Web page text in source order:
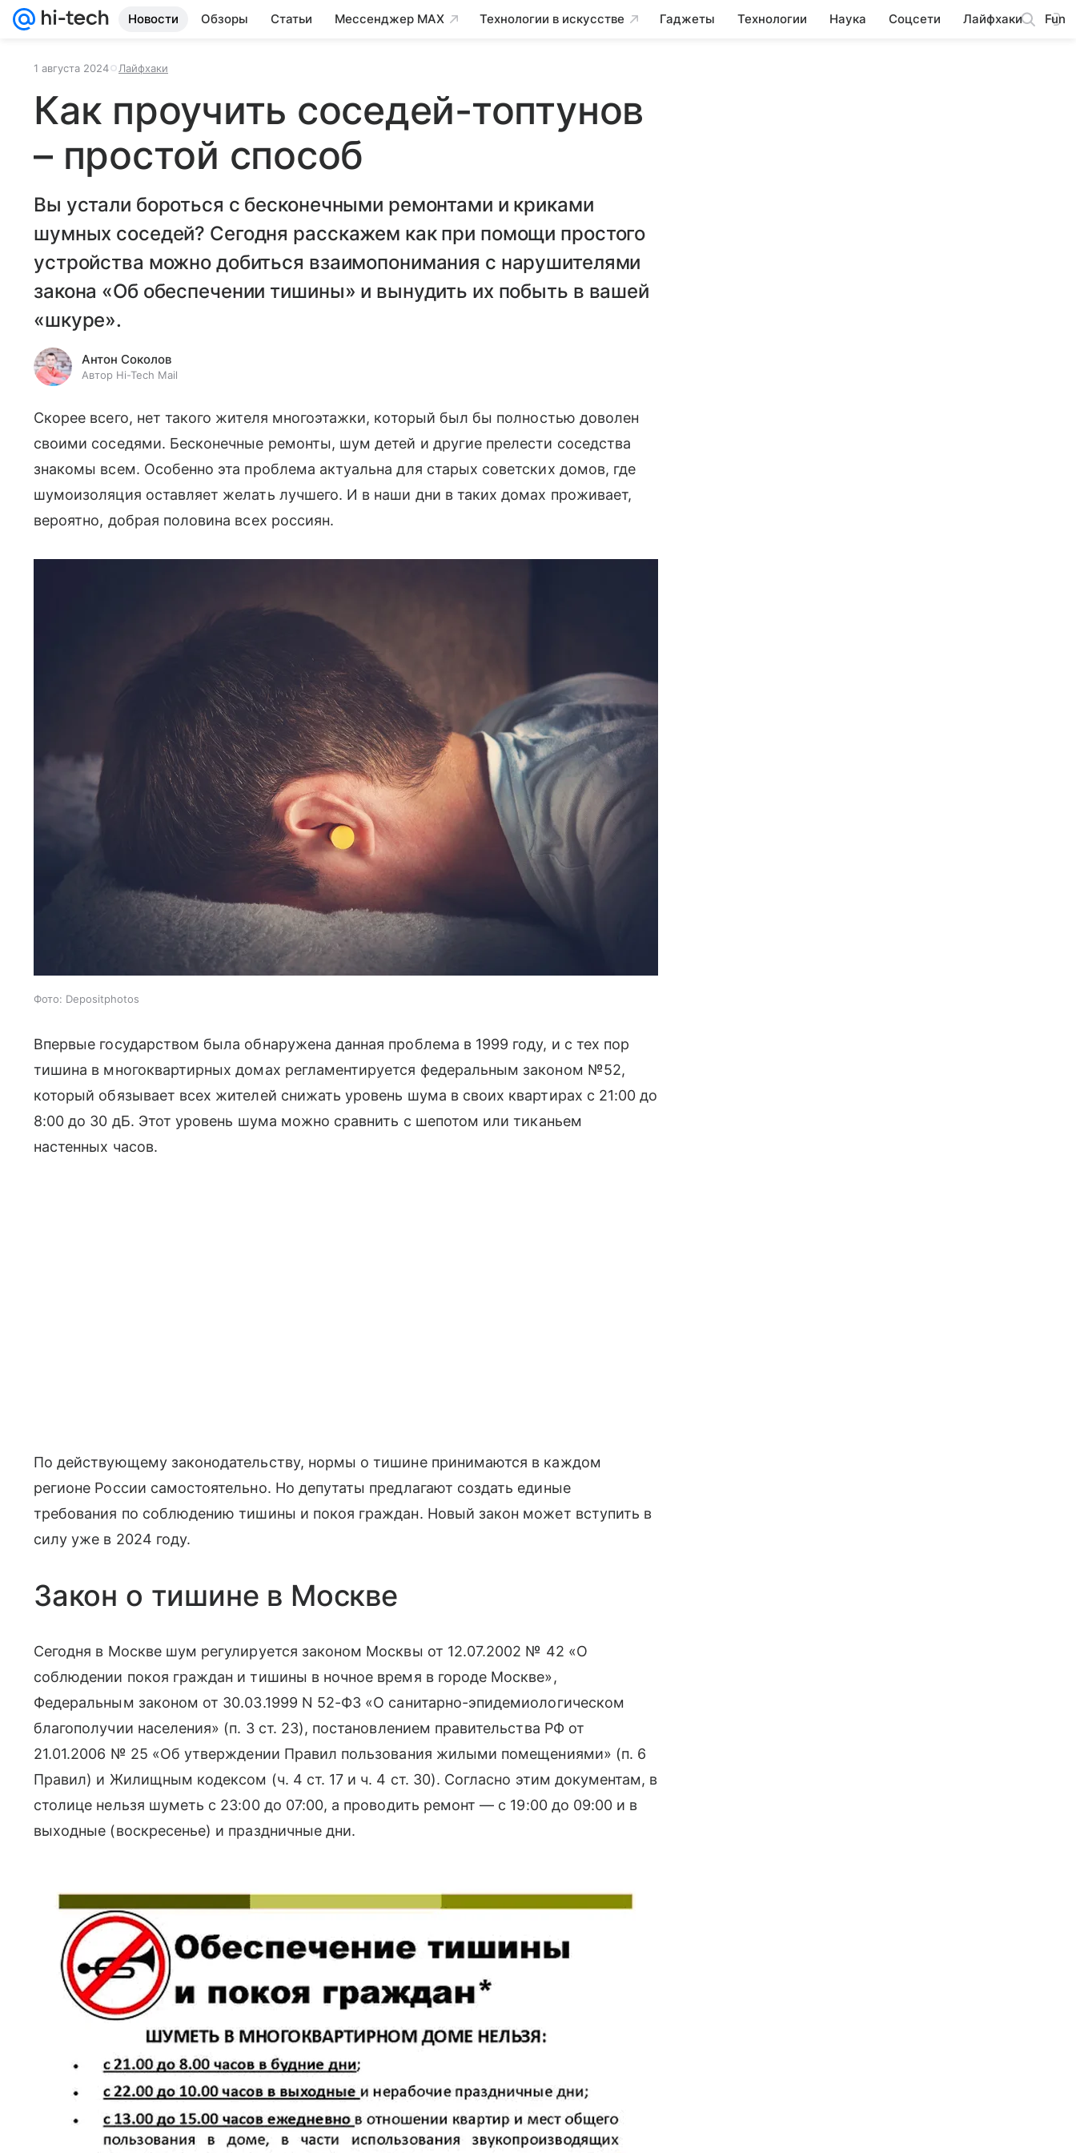
Новости Обзоры Статьи Мессенджер MAX Технологии в искусстве Гаджеты Технологии Наука Соцсети Лайфхаки Fun
1 августа 2024 Лайфхаки
Как проучить соседей-топтунов
– простой способ
Вы устали бороться с бесконечными ремонтами и криками
шумных соседей? Сегодня расскажем как при помощи простого
устройства можно добиться взаимопонимания с нарушителями
закона «Об обеспечении тишины» и вынудить их побыть в вашей
«шкуре».
Антон Соколов
Автор Hi-Tech Mail
Скорее всего, нет такого жителя многоэтажки, который был бы полностью доволен
своими соседями. Бесконечные ремонты, шум детей и другие прелести соседства
знакомы всем. Особенно эта проблема актуальна для старых советских домов, где
шумоизоляция оставляет желать лучшего. И в наши дни в таких домах проживает,
вероятно, добрая половина всех россиян.
Фото: Depositphotos
Впервые государством была обнаружена данная проблема в 1999 году, и с тех пор
тишина в многоквартирных домах регламентируется федеральным законом №52,
который обязывает всех жителей снижать уровень шума в своих квартирах с 21:00 до
8:00 до 30 дБ. Этот уровень шума можно сравнить с шепотом или тиканьем
настенных часов.
По действующему законодательству, нормы о тишине принимаются в каждом
регионе России самостоятельно. Но депутаты предлагают создать единые
требования по соблюдению тишины и покоя граждан. Новый закон может вступить в
силу уже в 2024 году.
Закон о тишине в Москве
Сегодня в Москве шум регулируется законом Москвы от 12.07.2002 № 42 «О
соблюдении покоя граждан и тишины в ночное время в городе Москве»,
Федеральным законом от 30.03.1999 N 52-ФЗ «О санитарно-эпидемиологическом
благополучии населения» (п. 3 ст. 23), постановлением правительства РФ от
21.01.2006 № 25 «Об утверждении Правил пользования жилыми помещениями» (п. 6
Правил) и Жилищным кодексом (ч. 4 ст. 17 и ч. 4 ст. 30). Согласно этим документам, в
столице нельзя шуметь с 23:00 до 07:00, а проводить ремонт — с 19:00 до 09:00 и в
выходные (воскресенье) и праздничные дни.